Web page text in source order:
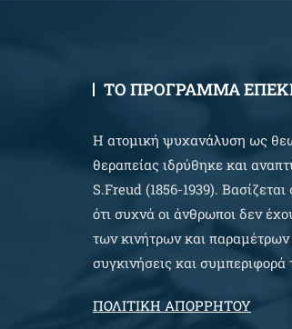
ΤΟ ΠΡΟΓΡΑΜΜΑ
Η ατομική ψυχανάλυση ως
θεραπείας ιδρύθηκε και
S.Freud (1856-1939).
ότι συχνά οι άνθρωποι δεν
των κινήτρων και παραμέτρων
συγκινήσεις και συμπεριφορά
ΠΟΛΙΤΙΚΗ ΑΠΟΡΡΗΤΟΥ